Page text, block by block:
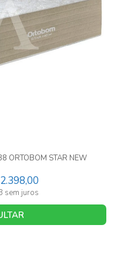
ORTOBOM STAR NEW
sem juros